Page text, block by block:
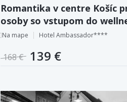
Romantika v centre Košíc
osoby so vstupom do
Ambassador****.
Na mape Hotel Ambassador****
168 € 139 €